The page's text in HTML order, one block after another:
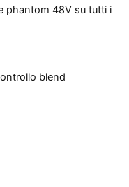
phantom 48V su tutti i
blend